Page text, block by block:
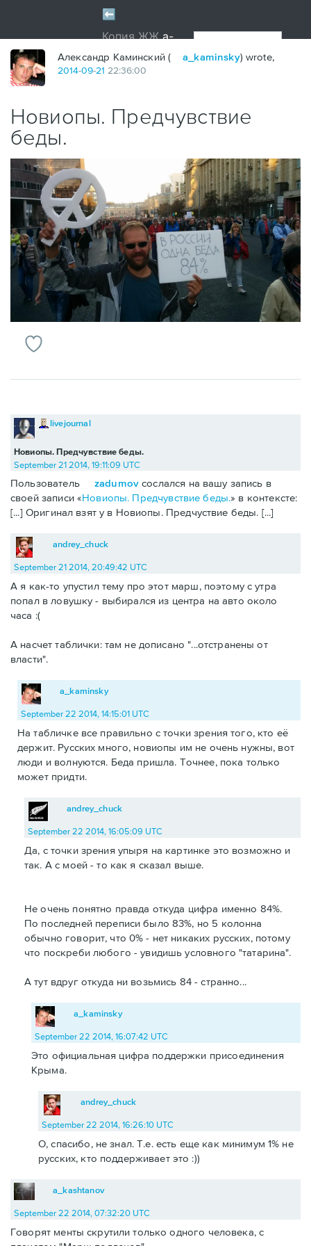
Александр Каминский ( a_kaminsky) wrote,
2014-09-21 22:36:00
Новиопы. Предчувствие
беды.
Новиопы. Предчувствие беды.
livejournal
September 21 2014, 19:11:09 UTC
Пользователь zadumov сослался на вашу запись в
своей записи «Новиопы. Предчувствие беды.» в контексте:
[...] Оригинал взят у в Новиопы. Предчуствие беды. [...]
andrey_chuck
September 21 2014, 20:49:42 UTC
А я как-то упустил тему про этот марш, поэтому с утра
попал в ловушку - выбирался из центра на авто около
часа :(
А насчет таблички: там не дописано "...отстранены от
власти".
a_kaminsky
September 22 2014, 14:15:01 UTC
На табличке все правильно с точки зрения того, кто её
держит. Русских много, новиопы им не очень нужны, вот
люди и волнуются. Беда пришла. Точнее, пока только
может придти.
andrey_chuck
September 22 2014, 16:05:09 UTC
Да, с точки зрения упыря на картинке это возможно и
так. А с моей - то как я сказал выше.
Не очень понятно правда откуда цифра именно 84%.
По последней переписи было 83%, но 5 колонна
обычно говорит, что 0% - нет никаких русских, потому
что поскреби любого - увидишь условного "татарина".
А тут вдруг откуда ни возьмись 84 - странно...
a_kaminsky
September 22 2014, 16:07:42 UTC
Это официальная цифра поддержки присоединения
Крыма.
andrey_chuck
September 22 2014, 16:26:10 UTC
О, спасибо, не знал. Т.е. есть еще как минимум 1% не
русских, кто поддерживает это :))
a_kashtanov
September 22 2014, 07:32:20 UTC
Говорят менты скрутили только одного человека, с